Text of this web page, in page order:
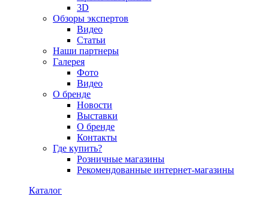
3D
Обзоры экспертов
Видео
Статьи
Наши партнеры
Галерея
Фото
Видео
О бренде
Новости
Выставки
О бренде
Контакты
Где купить?
Розничные магазины
Рекомендованные интернет-магазины
Каталог